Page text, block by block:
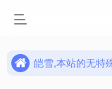
皑雪,本站的无特
皑雪,本站的无特